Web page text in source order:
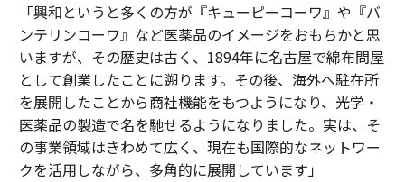
「興和というと多くの方が『キューピーコーワ』や『バ
ンテリンコーワ』など医薬品のイメージをおもちかと思
いますが、その歴史は古く、1894年に名古屋で綿布問屋
として創業したことに遡ります。その後、海外へ駐在所
を展開したことから商社機能をもつようになり、光学・
医薬品の製造で名を馳せるようになりました。実は、そ
の事業領域はきわめて広く、現在も国際的なネットワー
クを活用しながら、多角的に展開しています」